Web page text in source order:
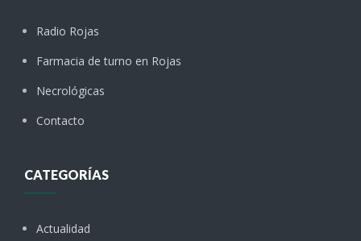
Radio Rojas
Farmacia de turno en Rojas
Necrológicas
Contacto
CATEGORÍAS
Actualidad